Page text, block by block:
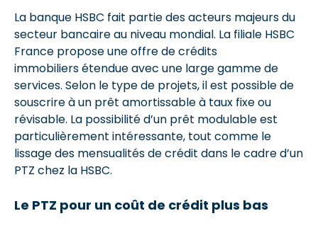
La banque HSBC fait partie des acteurs majeurs du
secteur bancaire au niveau mondial. La filiale HSBC
France propose une offre de crédits
immobiliers étendue avec une large gamme de
services. Selon le type de projets, il est possible de
souscrire à un prêt amortissable à taux fixe ou
révisable. La possibilité d’un prêt modulable est
particulièrement intéressante, tout comme le
lissage des mensualités de crédit dans le cadre d’un
PTZ chez la HSBC.
Le PTZ pour un coût de crédit plus bas